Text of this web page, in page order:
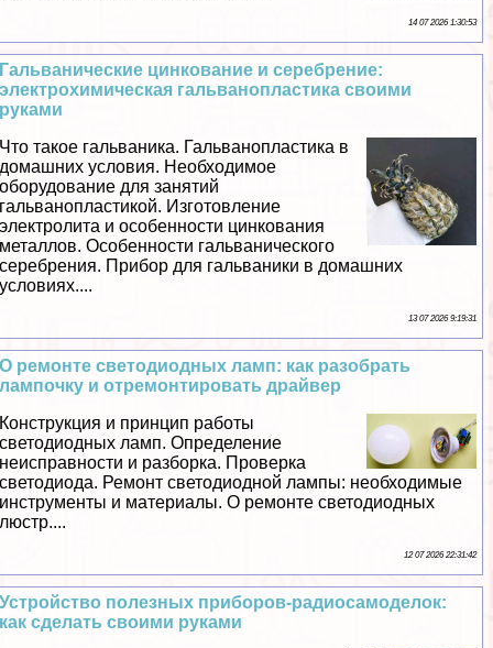
14 07 2026 1:30:53
Гальванические цинкование и серебрение:
электрохимическая гальванопластика своими
руками
Что такое гальваника. Гальванопластика в
домашних условия. Необходимое
оборудование для занятий
гальванопластикой. Изготовление
электролита и особенности цинкования
металлов. Особенности гальванического
серебрения. Прибор для гальваники в домашних
условиях....
13 07 2026 9:19:31
О ремонте светодиодных ламп: как разобрать
лампочку и отремонтировать драйвер
Конструкция и принцип работы
светодиодных ламп. Определение
неисправности и разборка. Проверка
светодиода. Ремонт светодиодной лампы: необходимые
инструменты и материалы. О ремонте светодиодных
люстр....
12 07 2026 22:31:42
Устройство полезных приборов-радиосамоделок:
как сделать своими руками